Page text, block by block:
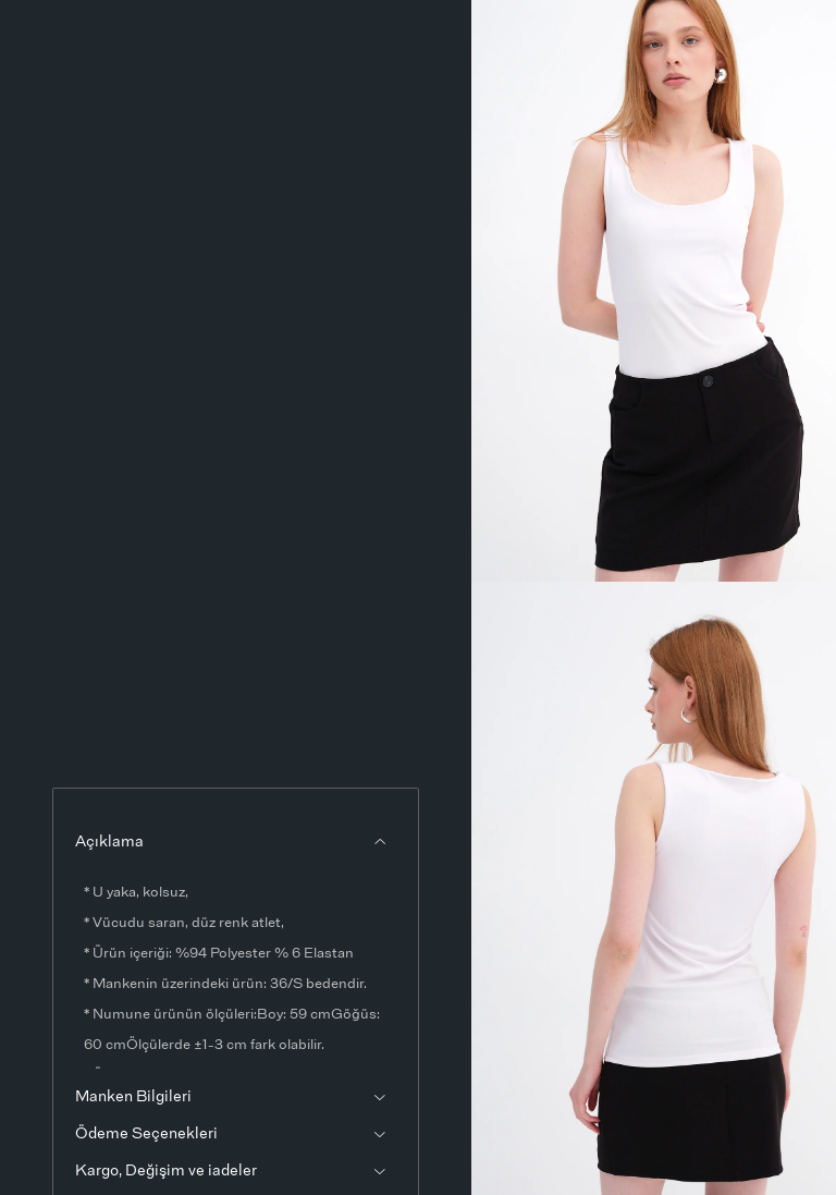
Açıklama
* U yaka, kolsuz,
* Vücudu saran, düz renk atlet,
* Ürün içeriği: %94 Polyester % 6 Elastan
* Mankenin üzerindeki ürün: 36/S bedendir.
* Numune ürünün ölçüleri:Boy: 59 cmGöğüs:
60 cmÖlçülerde ±1-3 cm fark olabilir.
çekilmiştir. Işık ve ekran ayarlarından dolayı
renklerde ton farklılıkları görülebilir.
Manken Bilgileri
Ödeme Seçenekleri
Kargo, Değişim ve iadeler